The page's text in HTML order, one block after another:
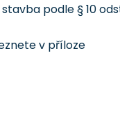
podle § 10
v příloze